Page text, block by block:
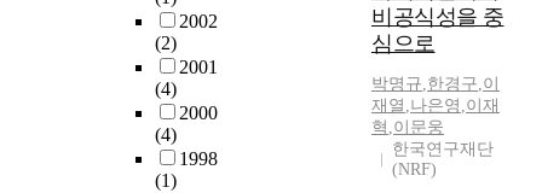
2002
(2)
2001
(4)
2000
(4)
1998
(1)
비공식성을 중
심으로
박명규,한경구,이
재열 ,나은영 ,이재
혁 ,이문웅
한국연구재단
(NRF)